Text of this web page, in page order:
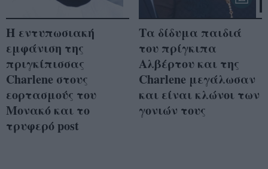
H εντυπωσιακή
εμφάνιση της
πριγκίπισσας
Charlene στους
εορτασμούς του
Μονακό και το
τρυφερό post
Τα δίδυμα παιδιά
του πρίγκιπα
Αλβέρτου και της
Charlene μεγάλωσαν
και είναι κλώνοι των
γονιών τους